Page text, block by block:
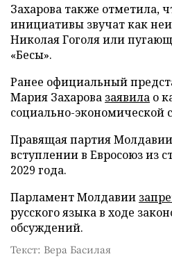
Захарова также отметила,
инициативы звучат как
Николая Гоголя или
«Бесы».
Ранее официальный
Мария Захарова заявила о
социально-экономической
Правящая партия Молдавии
вступлении в Евросоюз из
2029 года.
Парламент Молдавии
русского языка в ходе
обсуждений.
Текст: Вера Басилая